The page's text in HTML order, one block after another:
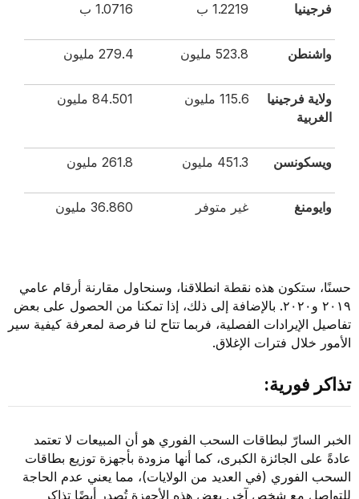
فرجينيا 1.2219 ب 1.0716 ب
واشنطن 523.8 مليون 279.4 مليون
ولاية فرجينيا
الغربية
115.6 مليون 84.501 مليون
ويسكونسن 451.3 مليون 261.8 مليون
وايومنغ غير متوفر 36.860 مليون
حسنًا، ستكون هذه نقطة انطلاقنا، وسنحاول مقارنة أرقام عامي
٢٠١٩ و٢٠٢٠. بالإضافة إلى ذلك، إذا تمكنا من الحصول على بعض
تفاصيل الإيرادات الفصلية، فربما تتاح لنا فرصة لمعرفة كيفية سير
الأمور خلال فترات الإغلاق.
تذاكر فورية:
الخبر السارّ لبطاقات السحب الفوري هو أن المبيعات لا تعتمد
عادةً على الجائزة الكبرى، كما أنها مزودة بأجهزة توزيع بطاقات
السحب الفوري (في العديد من الولايات)، مما يعني عدم الحاجة
للتواصل مع شخص آخر. بعض هذه الأجهزة تُصدر أيضًا تذاكر